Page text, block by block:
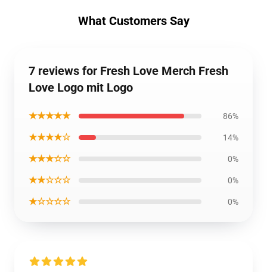
What Customers Say
7 reviews for Fresh Love Merch Fresh
Love Logo mit Logo
★★★★★ 86%
★★★★☆ 14%
★★★☆☆ 0%
★★☆☆☆ 0%
★☆☆☆☆ 0%